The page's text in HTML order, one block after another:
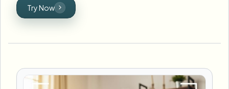
Try Now